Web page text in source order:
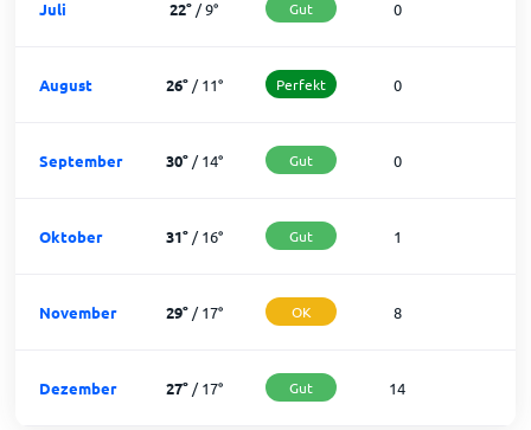
Juli 22° /9° Gut 0
August 26°/11° Perfekt 0
September 30°/14° Gut 0
Oktober 31°/16° Gut 1
November 29°/17° OK 8
Dezember 27°/17° Gut 14